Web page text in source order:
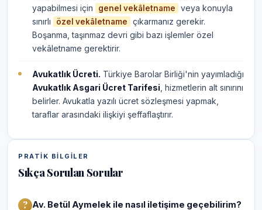
yapabilmesi için
genel vekâletname
veya konuyla
sınırlı
özel vekâletname
çıkarmanız gerekir.
Boşanma, taşınmaz devri gibi bazı işlemler özel
vekâletname gerektirir.
Avukatlık Ücreti. Türkiye Barolar Birliği'nin yayımladığı
Avukatlık Asgari Ücret Tarifesi , hizmetlerin alt sınırını
belirler. Avukatla yazılı ücret sözleşmesi yapmak,
taraflar arasındaki ilişkiyi şeffaflaştırır.
PRATIK BILGILER
Sıkça Sorulan Sorular
Av. Betül Aymelek ile nasıl iletişime geçebilirim?